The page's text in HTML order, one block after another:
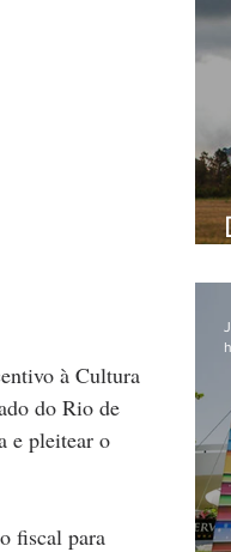
à Cultura
do Rio de
e pleitear o
fiscal para